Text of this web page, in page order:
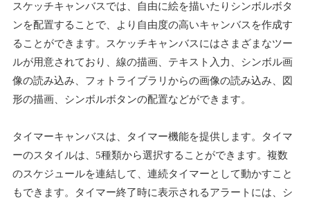
スケッチキャンバスでは、自由に絵を描いたりシンボルボタ
ンを配置することで、より自由度の高いキャンバスを作成す
ることができます。スケッチキャンバスにはさまざまなツー
ルが用意されており、線の描画、テキスト入力、シンボル画
像の読み込み、フォトライブラリからの画像の読み込み、図
形の描画、シンボルボタンの配置などができます。
タイマーキャンバスは、タイマー機能を提供します。タイマ
ーのスタイルは、5種類から選択することができます。複数
のスケジュールを連結して、連続タイマーとして動かすこと
もできます。タイマー終了時に表示されるアラートには、シ